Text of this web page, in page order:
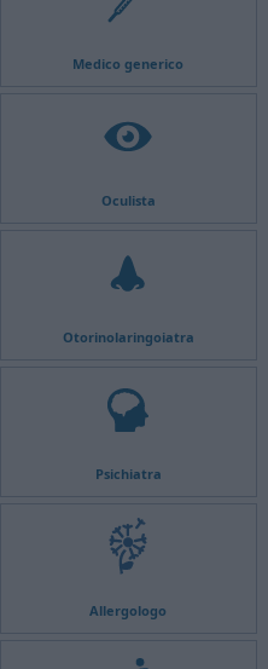
Medico generico
Oculista
Otorinolaringoiatra
Psichiatra
Allergologo